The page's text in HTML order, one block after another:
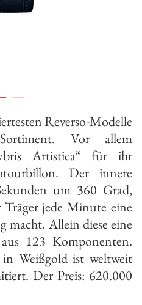
Reverso-Modelle
Sortiment. Vor allem
Artistica“ für ihr
Der innere
um 360 Grad,
jede Minute eine
macht. Allein diese eine
123 Komponenten.
Weißgold ist weltweit
Der Preis: 620.000